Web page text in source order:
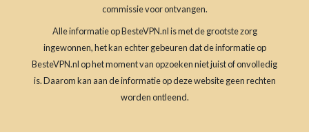
commissie voor ontvangen.
Alle informatie op BesteVPN.nl is met de grootste zorg
ingewonnen, het kan echter gebeuren dat de informatie op
BesteVPN.nl op het moment van opzoeken niet juist of onvolledig
is. Daarom kan aan de informatie op deze website geen rechten
worden ontleend.